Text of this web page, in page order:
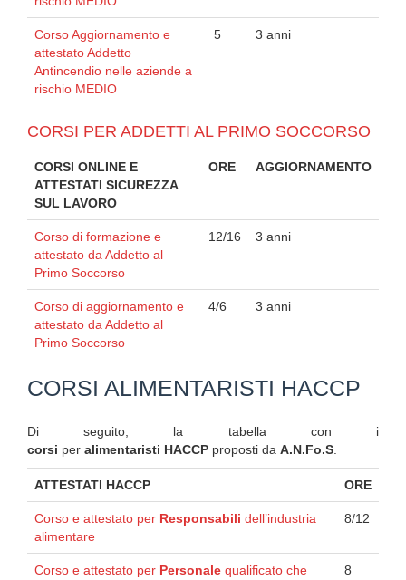
Corso Aggiornamento e
attestato Addetto
Antincendio nelle aziende a
rischio MEDIO
5 3 anni
CORSI PER ADDETTI AL PRIMO SOCCORSO
CORSI ONLINE E
ATTESTATI SICUREZZA
SUL LAVORO
ORE AGGIORNAMENTO
Corso di formazione e
attestato da Addetto al
Primo Soccorso
12/16 3 anni
Corso di aggiornamento e
attestato da Addetto al
Primo Soccorso
4/6 3 anni
CORSI ALIMENTARISTI HACCP
Di seguito, la tabella con i
corsi per alimentaristi HACCP proposti da A.N.Fo.S
ATTESTATI HACCP ORE
Corso e attestato per Responsabili dell’industria
alimentare
8/12
Corso e attestato per Personale qualificato che
8